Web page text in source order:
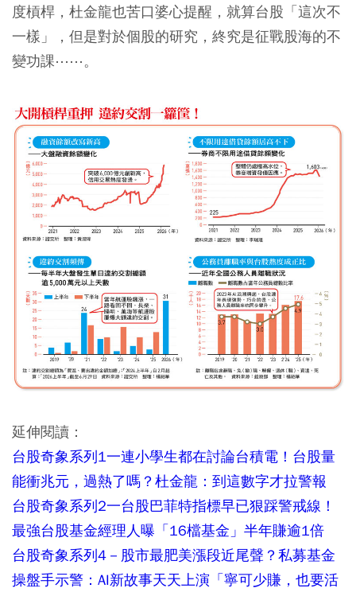
度槓桿，杜金龍也苦口婆心提醒，就算台股「這次不
一樣」，但是對於個股的研究，終究是征戰股海的不
變功課⋯⋯。
延伸閱讀：
台股奇象系列1一連小學生都在討論台積電！台股量
能衝兆元，過熱了嗎？杜金龍：到這數字才拉警報
台股奇象系列2一台股巴菲特指標早已狠踩警戒線！
最強台股基金經理人曝「16檔基金」半年賺逾1倍
台股奇象系列4－股市最肥美漲段近尾聲？私募基金
操盤手示警：AI新故事天天上演「寧可少賺，也要活